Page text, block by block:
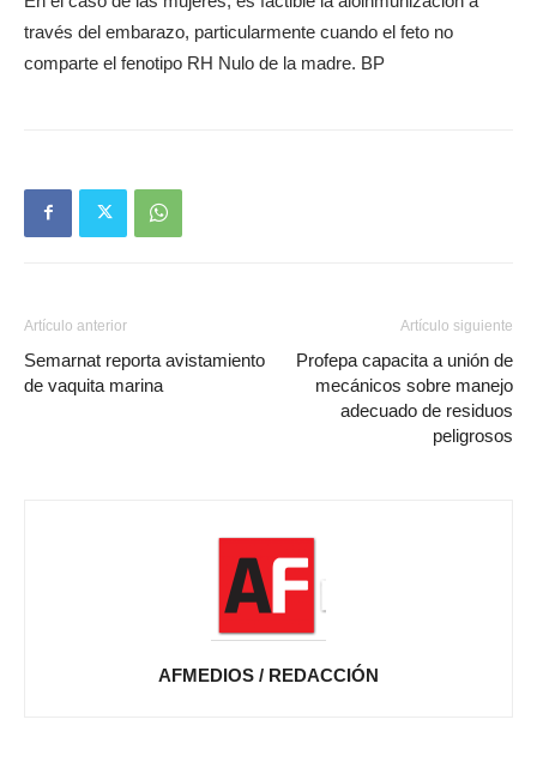
través del embarazo, particularmente cuando el feto no
comparte el fenotipo RH Nulo de la madre. BP
Artículo anterior
Semarnat reporta avistamiento
de vaquita marina
Artículo siguiente
Profepa capacita a unión de
mecánicos sobre manejo
adecuado de residuos
peligrosos
AFMEDIOS / REDACCIÓN